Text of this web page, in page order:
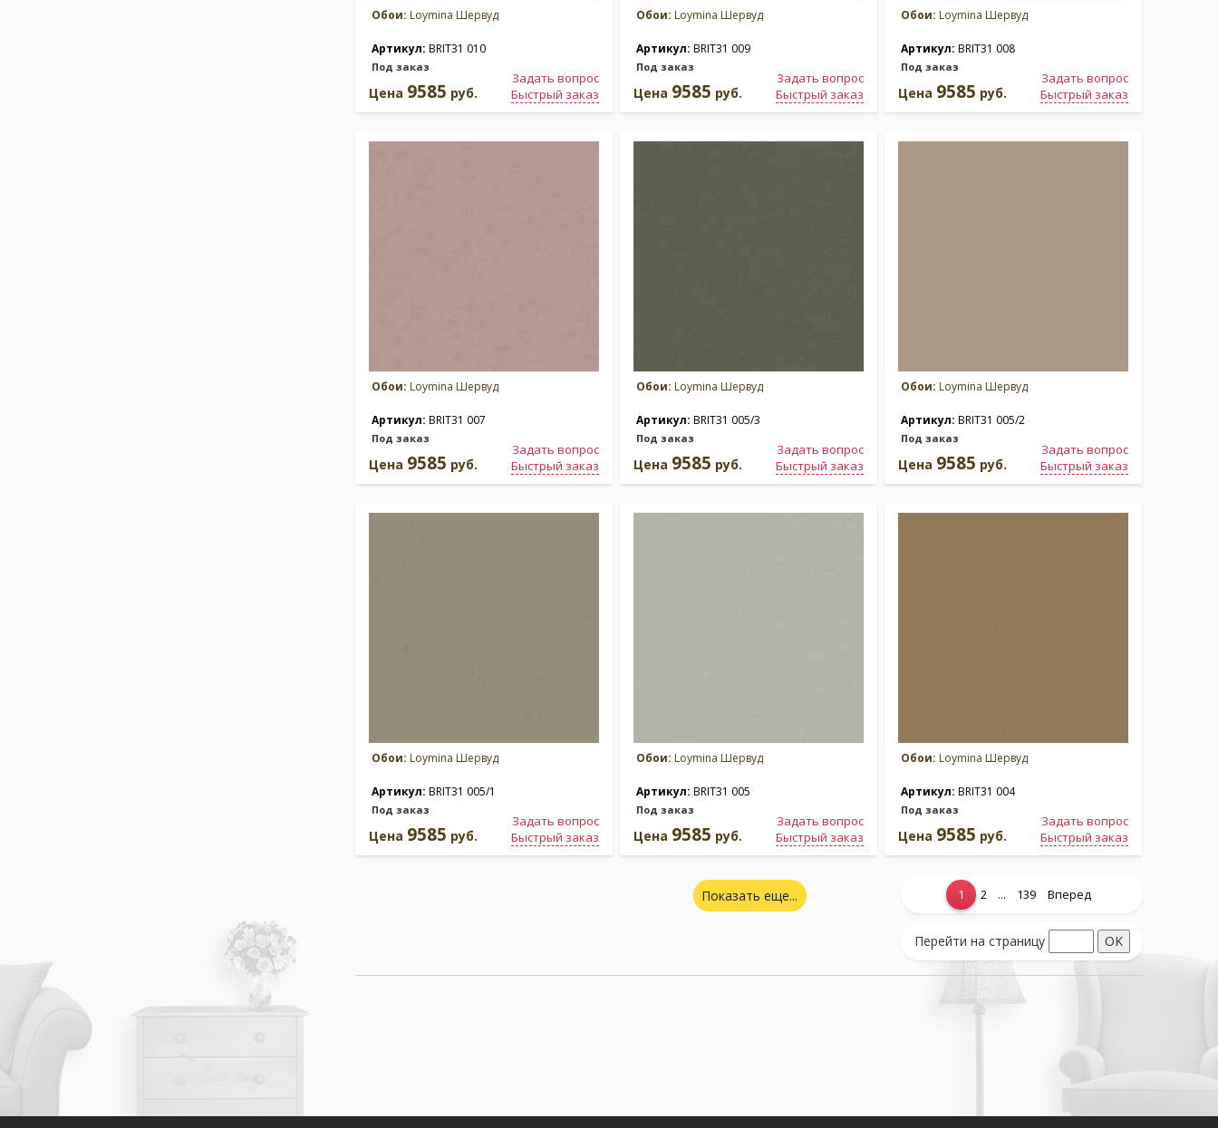
Обои: Loymina Шервуд
Артикул: BRIT31 010
Под заказ
Задать вопрос
Быстрый заказ
Цена 9585 руб.
Обои: Loymina Шервуд
Артикул: BRIT31 009
Под заказ
Задать вопрос
Быстрый заказ
Цена 9585 руб.
Обои: Loymina Шервуд
Артикул: BRIT31 008
Под заказ
Задать вопрос
Быстрый заказ
Цена 9585 руб.
Обои: Loymina Шервуд
Артикул: BRIT31 007
Под заказ
Задать вопрос
Быстрый заказ
Цена 9585 руб.
Обои: Loymina Шервуд
Артикул: BRIT31 005/3
Под заказ
Задать вопрос
Быстрый заказ
Цена 9585 руб.
Обои: Loymina Шервуд
Артикул: BRIT31 005/2
Под заказ
Задать вопрос
Быстрый заказ
Цена 9585 руб.
Обои: Loymina Шервуд
Артикул: BRIT31 005/1
Под заказ
Задать вопрос
Быстрый заказ
Цена 9585 руб.
Обои: Loymina Шервуд
Артикул: BRIT31 005
Под заказ
Задать вопрос
Быстрый заказ
Цена 9585 руб.
Обои: Loymina Шервуд
Артикул: BRIT31 004
Под заказ
Задать вопрос
Быстрый заказ
Цена 9585 руб.
Показать еще... 1 2 ... 139 Вперед
Перейти на страницу